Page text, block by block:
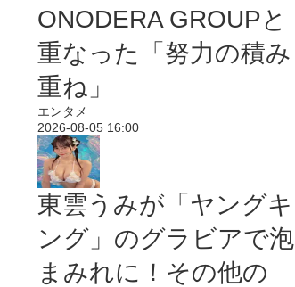
ONODERA GROUPと
重なった「努力の積み
重ね」
エンタメ
2026-08-05 16:00
東雲うみが「ヤングキ
ング」のグラビアで泡
まみれに！その他の